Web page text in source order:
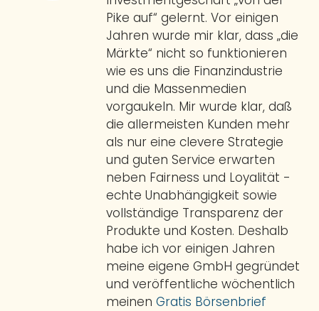
Pike auf“ gelernt. Vor einigen
Jahren wurde mir klar, dass „die
Märkte“ nicht so funktionieren
wie es uns die Finanzindustrie
und die Massenmedien
vorgaukeln. Mir wurde klar, daß
die allermeisten Kunden mehr
als nur eine clevere Strategie
und guten Service erwarten
neben Fairness und Loyalität -
echte Unabhängigkeit sowie
vollständige Transparenz der
Produkte und Kosten. Deshalb
habe ich vor einigen Jahren
meine eigene GmbH gegründet
und veröffentliche wöchentlich
meinen Gratis Börsenbrief